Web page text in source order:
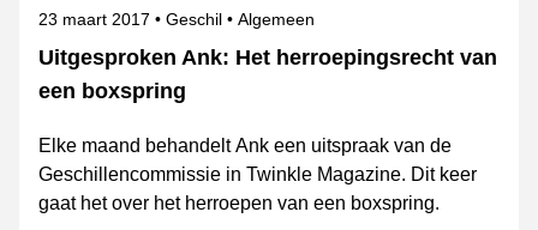
Uitgesproken Ank: Het herroepingsrecht van
een boxspring
Gepubliceerd op
23 maart 2017 Categorie
Geschil Onderwerpen
Algemeen
Elke maand behandelt Ank een uitspraak van de
Geschillencommissie in Twinkle Magazine. Dit keer
gaat het over het herroepen van een boxspring.